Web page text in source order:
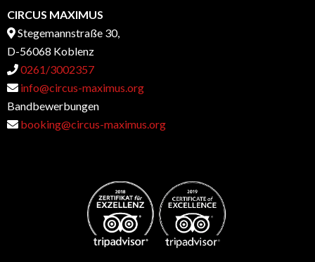
CIRCUS MAXIMUS
Stegemannstraße 30,
D-56068 Koblenz
0261/3002357
info@circus-maximus.org
Bandbewerbungen
booking@circus-maximus.org